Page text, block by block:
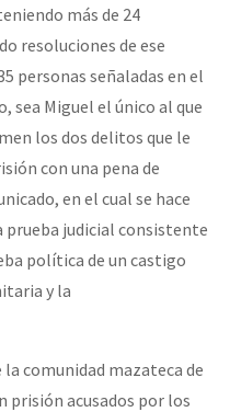
más de 24
resoluciones de ese
personas señaladas en el
sea Miguel el único al que
los dos delitos que le
con una pena de
en el cual se hace
prueba judicial consistente
política de un castigo
y la
comunidad mazateca de
prisión acusados por los